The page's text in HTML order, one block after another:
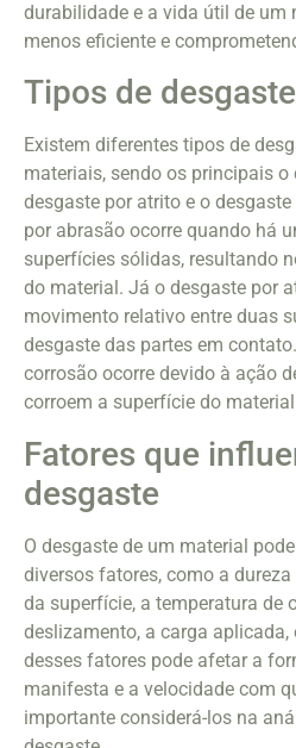
durabilidade e a vida útil de um
menos eficiente e
Tipos de desgaste
Existem diferentes tipos de
materiais, sendo os principais o
desgaste por atrito e o
por abrasão ocorre quando há
superfícies sólidas, resultando
do material. Já o desgaste por
movimento relativo entre duas
desgaste das partes em
corrosão ocorre devido à ação
corroem a superfície do
Fatores que
desgaste
O desgaste de um material
diversos fatores, como a
da superfície, a temperatura de
deslizamento, a carga aplicada,
desses fatores pode afetar a
manifesta e a velocidade com
importante considerá-los na